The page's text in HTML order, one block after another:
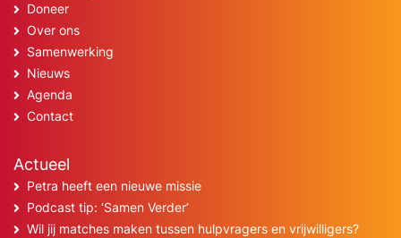
Doneer
Over ons
Samenwerking
Nieuws
Agenda
Contact
Actueel
Petra heeft een nieuwe missie
Podcast tip: ‘Samen Verder’
Wil jij matches maken tussen hulpvragers en vrijwilligers?